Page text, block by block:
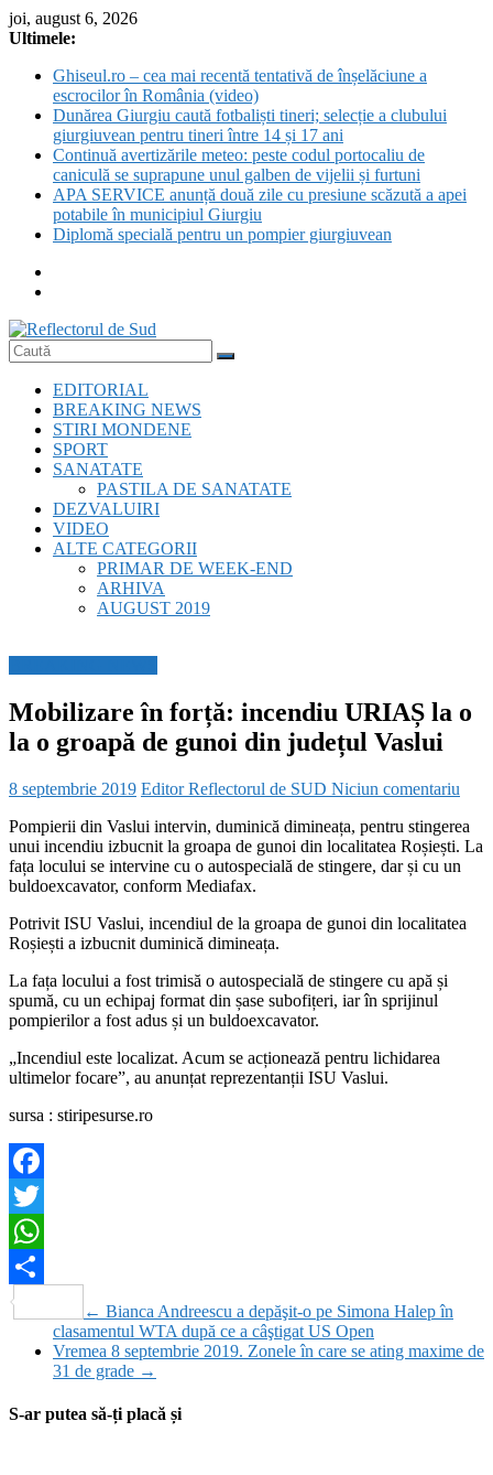
Skip
to
joi, august 6, 2026
Ultimele:
Ghiseul.ro – cea mai recentă tentativă de înșelăciune a
escrocilor în România (video)
Dunărea Giurgiu caută fotbaliști tineri; selecție a clubului
giurgiuvean pentru tineri între 14 și 17 ani
Continuă avertizările meteo: peste codul portocaliu de
caniculă se suprapune unul galben de vijelii și furtuni
APA SERVICE anunță două zile cu presiune scăzută a apei
potabile în municipiul Giurgiu
Diplomă specială pentru un pompier giurgiuvean
Reflectorul
Sud
EDITORIAL
BREAKING NEWS
STIRI MONDENE
SPORT
SANATATE
PASTILA DE SANATATE
DEZVALUIRI
VIDEO
ALTE CATEGORII
PRIMAR DE WEEK-END
ARHIVA
AUGUST 2019
Mobilizare în forță: incendiu URIAȘ la o
la o groapă de gunoi din județul Vaslui
8 septembrie 2019 Editor Reflectorul de SUD Niciun comentariu
Pompierii din Vaslui intervin, duminică dimineața, pentru stingerea
unui incendiu izbucnit la groapa de gunoi din localitatea Roșiești. La
fața locului se intervine cu o autospecială de stingere, dar și cu un
buldoexcavator, conform Mediafax.
Potrivit ISU Vaslui, incendiul de la groapa de gunoi din localitatea
Roșiești a izbucnit duminică dimineața.
La fața locului a fost trimisă o autospecială de stingere cu apă și
spumă, cu un echipaj format din șase subofițeri, iar în sprijinul
pompierilor a fost adus și un buldoexcavator.
„Incendiul este localizat. Acum se acționează pentru lichidarea
ultimelor focare”, au anunțat reprezentanții ISU Vaslui.
sursa : stiripesurse.ro
Facebook
Twitter
WhatsApp
Partajează
← Bianca Andreescu a depăşit-o pe Simona Halep în
clasamentul WTA după ce a câştigat US Open
Vremea 8 septembrie 2019. Zonele în care se ating maxime de
31 de grade →
S-ar putea să-ți placă și